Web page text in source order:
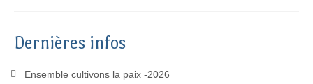
Dernières infos
Ensemble cultivons la paix -2026